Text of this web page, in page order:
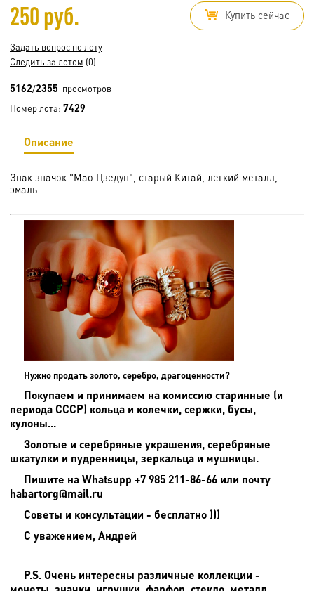
250 руб. Купить сейчас
Задать вопрос по лоту
Следить за лотом (0)
5162/2355 просмотров
Номер лота: 7429
Описание
Знак значок "Мао Цзедун", старый Китай, легкий металл,
эмаль.
Нужно продать золото, серебро, драгоценности?
Покупаем и принимаем на комиссию старинные (и
периода СССР) кольца и колечки, сержки, бусы,
кулоны...
Золотые и серебряные украшения, серебряные
шкатулки и пудренницы, зеркальца и мушницы.
Пишите на Whatsupp +7 985 211-86-66 или почту
habartorg@mail.ru
Советы и консультации - бесплатно )))
С уважением, Андрей
P.S. Очень интересны различные коллекции -